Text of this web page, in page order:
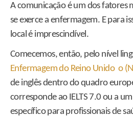
A comunicação é um dos fatores
se exerce a enfermagem. E para
local é imprescindível.
Comecemos, então, pelo nível
Enfermagem do Reino Unido o
de inglês dentro do quadro
corresponde ao IELTS 7.0 ou a
específico para profissionais de